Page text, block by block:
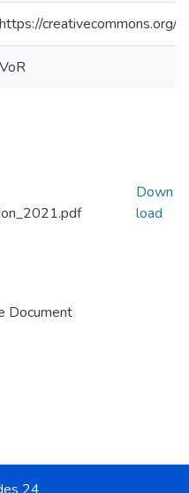
https://creativecommons.org/
VoR
Document
Down
load